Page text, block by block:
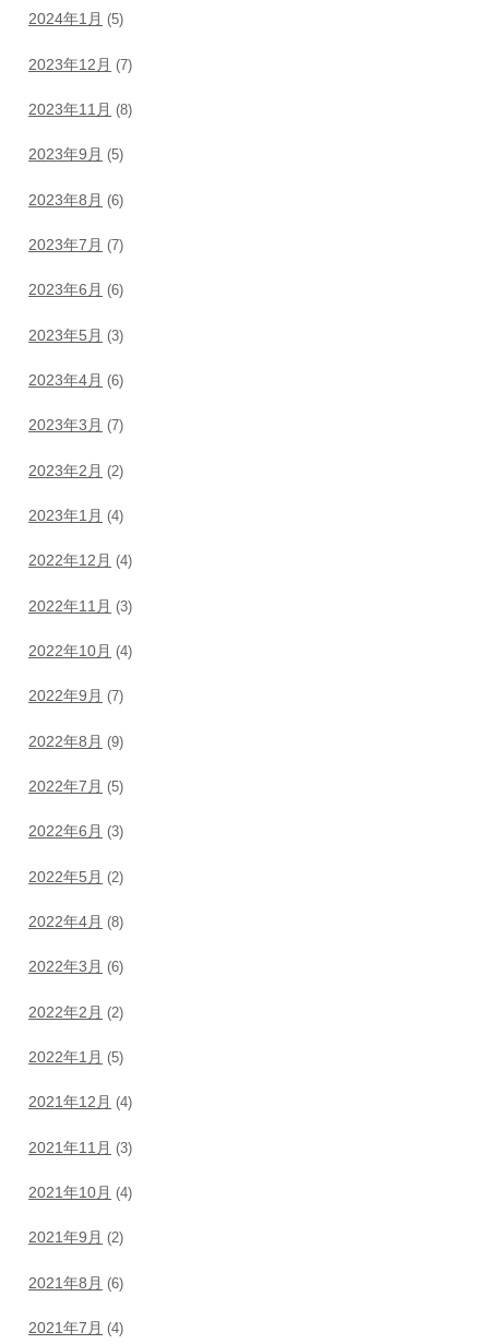
2024年1月 (5)
2023年12月 (7)
2023年11月 (8)
2023年9月 (5)
2023年8月 (6)
2023年7月 (7)
2023年6月 (6)
2023年5月 (3)
2023年4月 (6)
2023年3月 (7)
2023年2月 (2)
2023年1月 (4)
2022年12月 (4)
2022年11月 (3)
2022年10月 (4)
2022年9月 (7)
2022年8月 (9)
2022年7月 (5)
2022年6月 (3)
2022年5月 (2)
2022年4月 (8)
2022年3月 (6)
2022年2月 (2)
2022年1月 (5)
2021年12月 (4)
2021年11月 (3)
2021年10月 (4)
2021年9月 (2)
2021年8月 (6)
2021年7月 (4)